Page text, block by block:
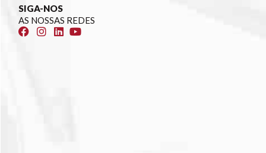
SIGA-NOS
AS NOSSAS REDES